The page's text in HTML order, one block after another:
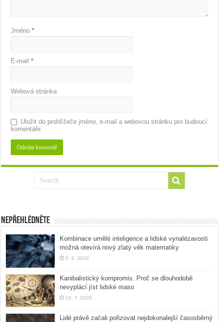
Jméno*
E-mail*
Webová stránka
Uložit do prohlížeče jméno, e-mail a webovou stránku pro budoucí
komentáře.
Nepřehlédněte
Kombinace umělé inteligence a lidské vynalézavosti
možná otevírá nový zlatý věk matematiky
5. 8. 2026
Kanibalistický kompromis: Proč se dlouhodobě
nevyplácí jíst lidské maso
10. 7. 2026
Lidé právě začali pořizovat nejdokonalejší časosběrný